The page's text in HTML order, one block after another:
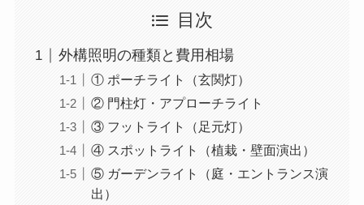
目次
外構照明の種類と費用相場
① ポーチライト（玄関灯）
② 門柱灯・アプローチライト
③ フットライト（足元灯）
④ スポットライト（植栽・壁面演出）
⑤ ガーデンライト（庭・エントランス演
出）